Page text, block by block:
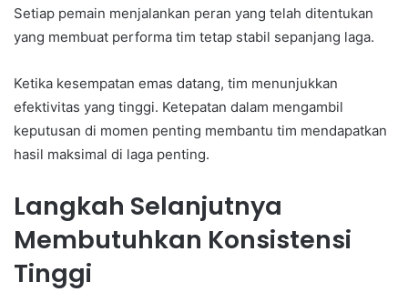
Setiap pemain menjalankan peran yang telah ditentukan
yang membuat performa tim tetap stabil sepanjang laga.
Ketika kesempatan emas datang, tim menunjukkan
efektivitas yang tinggi. Ketepatan dalam mengambil
keputusan di momen penting membantu tim mendapatkan
hasil maksimal di laga penting.
Langkah Selanjutnya
Membutuhkan Konsistensi
Tinggi